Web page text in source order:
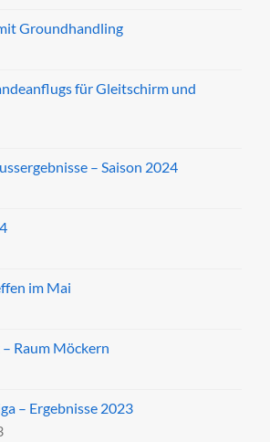
Groundhandling
für Gleitschirm und
– Saison 2024
im Mai
Raum Möckern
– Ergebnisse 2023